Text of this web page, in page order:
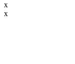
x
x